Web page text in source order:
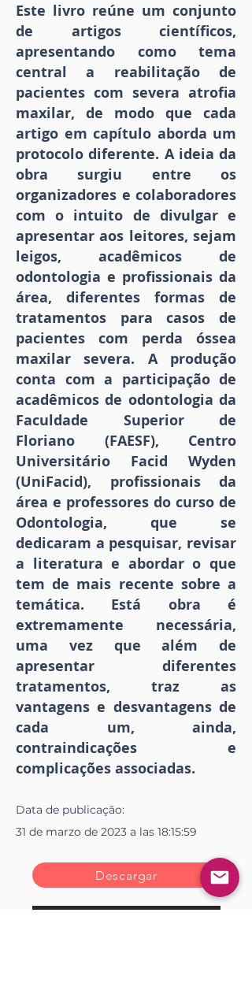
Este livro reúne um conjunto
de artigos científicos,
apresentando como tema
central a reabilitação de
pacientes com severa atrofia
maxilar, de modo que cada
artigo em capítulo aborda um
protocolo diferente. A ideia da
obra surgiu entre os
organizadores e colaboradores
com o intuito de divulgar e
apresentar aos leitores, sejam
leigos, acadêmicos de
odontologia e profissionais da
área, diferentes formas de
tratamentos para casos de
pacientes com perda óssea
maxilar severa. A produção
conta com a participação de
acadêmicos de odontologia da
Faculdade Superior de
Floriano (FAESF), Centro
Universitário Facid Wyden
(UniFacid), profissionais da
área e professores do curso de
Odontologia, que se
dedicaram a pesquisar, revisar
a literatura e abordar o que
tem de mais recente sobre a
temática. Está obra é
extremamente necessária,
uma vez que além de
apresentar diferentes
tratamentos, traz as
vantagens e desvantagens de
cada um, ainda,
contraindicações e
complicações associadas.
Data de publicação:
31 de marzo de 2023 a las 18:15:59
Descargar